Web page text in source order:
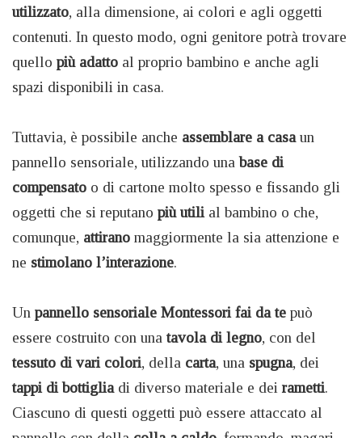
utilizzato, alla dimensione, ai colori e agli oggetti
contenuti. In questo modo, ogni genitore potrà trovare
quello più adatto al proprio bambino e anche agli
spazi disponibili in casa.
Tuttavia, è possibile anche assemblare a casa un
pannello sensoriale, utilizzando unabase di
compensato o di cartone molto spesso e fissando gli
oggetti che si reputano più utili al bambino o che,
comunque, attirano maggiormente la sia attenzione e
ne stimolano l’interazione.
Un pannello sensoriale Montessori fai da te può
essere costruito con una tavola di legno, con del
tessuto di vari colori, della carta, una spugna, dei
tappi di bottiglia di diverso materiale e dei rametti.
Ciascuno di questi oggetti può essere attaccato al